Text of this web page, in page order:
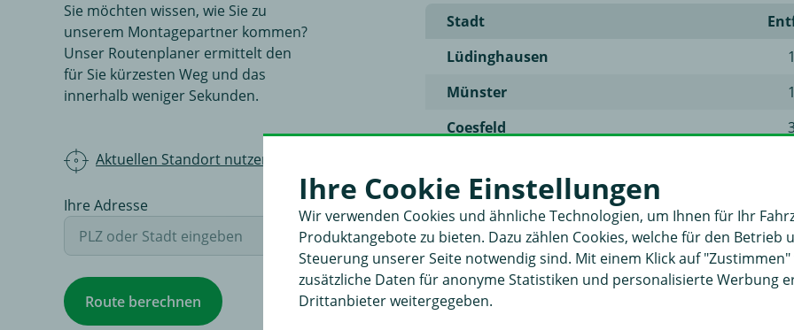
Sie möchten wissen, wie Sie zu
unserem Montagepartner kommen?
Unser Routenplaner ermittelt den
für Sie kürzesten Weg und das
innerhalb weniger Sekunden.
Aktuellen Standort nutzen
Ihre Adresse
Route berechnen
Stadt
Lüdinghausen
Münster
Coesfeld
Hamm
Recklinghausen
Hagen
Essen
Ihre Cookie Einstellungen
Wir verwenden Cookies und ähnliche Technologien, um Ihnen für Ihr
Produktangebote zu bieten. Dazu zählen Cookies, welche für den Betrieb
Steuerung unserer Seite notwendig sind. Mit einem Klick auf
zusätzliche Daten für anonyme Statistiken und personalisierte Werbung
Drittanbieter weitergegeben.